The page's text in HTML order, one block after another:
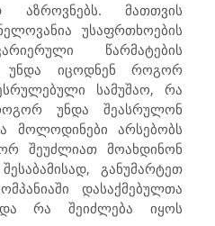
აზროვნებს. მათთვის
უსაფრთხოების
წარმატების
უნდა იცოდნენ როგორ
სამუშაო, რა
უნდა შეასრულონ
მოლოდინები არსებობს
შეუძლიათ მოახდინონ
განუმარტეთ
დასაქმებულთა
და რა შეიძლება იყოს